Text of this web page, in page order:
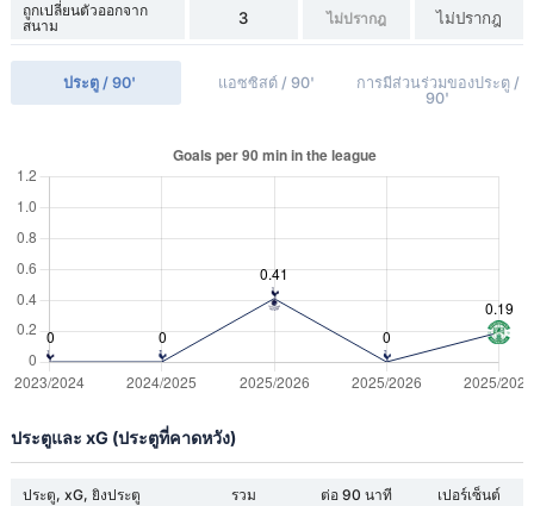
ถูกเปลี่ยนตัวออกจาก
สนาม
3 ไม่ปรากฎ ไม่ปรากฎ
ประตู / 90' แอซซิสต์ / 90'
การมีส่วนร่วมของประตู /
90'
ประตูและ xG (ประตูที่คาดหวัง)
ประตู, xG, ยิงประตู รวม ต่อ 90 นาที
เปอร์เซ็นต์